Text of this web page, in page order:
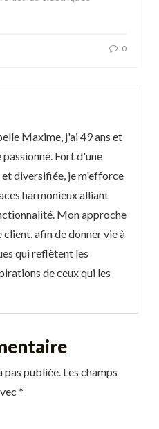
0
Maxime, j'ai 49 ans et
Fort d'une
diversifiée, je m'efforce
harmonieux alliant
Mon approche
client, afin de donner vie à
qui reflètent les
de ceux qui les
pas publiée. Les champs
*